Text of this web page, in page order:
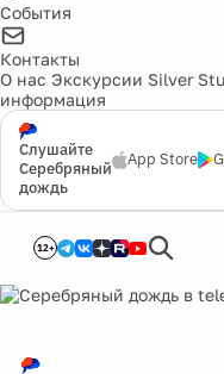
События
Контакты
О нас Экскурсии Silver
информация
Слушайте
Серебряный
дождь
App Store
12+